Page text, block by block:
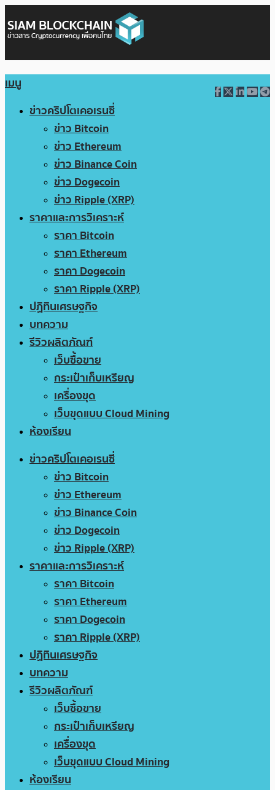
เมนู
ข่าวคริปโตเคอเรนซี่
ข่าว Bitcoin
ข่าว Ethereum
ข่าว Binance Coin
ข่าว Dogecoin
ข่าว Ripple (XRP)
ราคาและการวิเคราะห์
ราคา Bitcoin
ราคา Ethereum
ราคา Dogecoin
ราคา Ripple (XRP)
ปฏิทินเศรษฐกิจ
บทความ
รีวิวผลิตภัณฑ์
เว็บซื้อขาย
กระเป๋าเก็บเหรียญ
เครื่องขุด
เว็บขุดแบบ Cloud Mining
ห้องเรียน
ข่าวคริปโตเคอเรนซี่
ข่าว Bitcoin
ข่าว Ethereum
ข่าว Binance Coin
ข่าว Dogecoin
ข่าว Ripple (XRP)
ราคาและการวิเคราะห์
ราคา Bitcoin
ราคา Ethereum
ราคา Dogecoin
ราคา Ripple (XRP)
ปฏิทินเศรษฐกิจ
บทความ
รีวิวผลิตภัณฑ์
เว็บซื้อขาย
กระเป๋าเก็บเหรียญ
เครื่องขุด
เว็บขุดแบบ Cloud Mining
ห้องเรียน